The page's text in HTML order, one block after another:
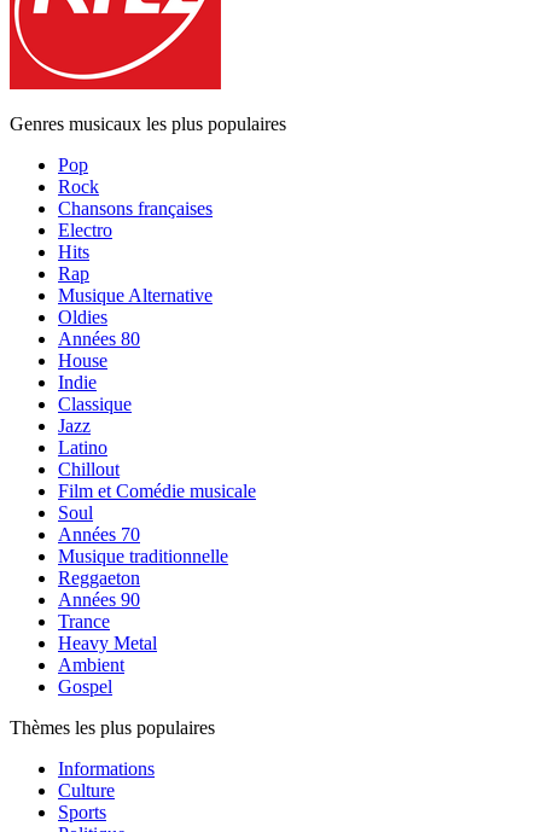
Genres musicaux les plus populaires
Pop
Rock
Chansons françaises
Electro
Hits
Rap
Musique Alternative
Oldies
Années 80
House
Indie
Classique
Jazz
Latino
Chillout
Film et Comédie musicale
Soul
Années 70
Musique traditionnelle
Reggaeton
Années 90
Trance
Heavy Metal
Ambient
Gospel
Thèmes les plus populaires
Informations
Culture
Sports